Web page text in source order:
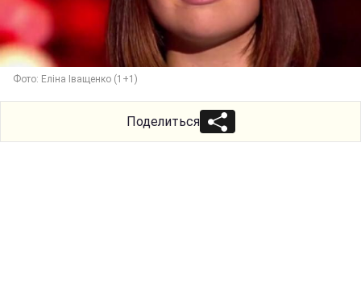
Фото: Еліна Іващенко (1+1)
Поделиться